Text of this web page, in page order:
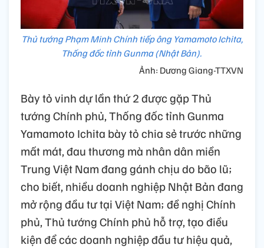
Thủ tướng Phạm Minh Chính tiếp ông Yamamoto Ichita,
Thống đốc tỉnh Gunma (Nhật Bản).
Ảnh: Dương Giang-TTXVN
Bày tỏ vinh dự lần thứ 2 được gặp Thủ
tướng Chính phủ, Thống đốc tỉnh Gunma
Yamamoto Ichita bày tỏ chia sẻ trước những
mất mát, đau thương mà nhân dân miền
Trung Việt Nam đang gánh chịu do bão lũ;
cho biết, nhiều doanh nghiệp Nhật Bản đang
mở rộng đầu tư tại Việt Nam; đề nghị Chính
phủ, Thủ tướng Chính phủ hỗ trợ, tạo điều
kiện để các doanh nghiệp đầu tư hiệu quả,